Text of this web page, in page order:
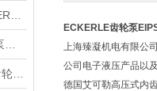
ECKERLE齿轮泵
上海臻凝机电有限公
公司电子液压产品以
德国艾可勒高压式内